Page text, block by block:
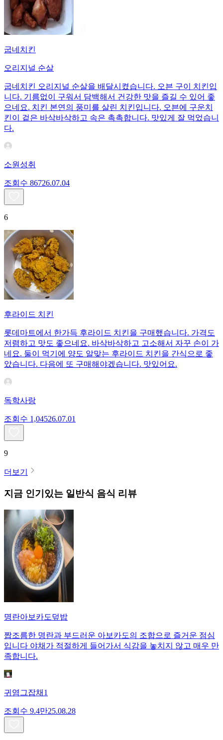
굽네치킨
오리지널 순살
굽네치킨 오리지널 순살을 배달시켰습니다. 오븐 구이 치킨입
니다. 기름없이 구워서 담백해서 건강한 맛을 즐길 수 있어 좋
으네요. 치킨 본연의 풍미를 살린 치킨입니다. 오븐에 구운치
킨이 겉은 바삭바삭하고 속은 촉촉합니다. 맛있게 잘 먹었습니
다.
소원성취
조회수 86726.07.04
6
후라이드 치킨
롯데마트에서 한가득 후라이드 치킨을 구매했습니다. 가격도
저렴하고 맛도 좋으네요. 바삭바삭하고 고소해서 자꾸 손이 가
네요. 둘이 먹기에 양도 알맞는 후라이드 치킨을 간식으로 좋
았습니다. 다음에 또 구매해야겠습니다. 맛있어요.
독학사랑
조회수 1,04526.07.01
9
더보기
지금 인기있는 일반식 음식 리뷰
명란아보카도덮밥
짭조름한 명란과 부드러운 아보카도의 조합으로 즐거운 점심
입니다 야채가 적절하게 들어가서 식감을 놓치지 않고 매우 만
족합니다.
귀염그잡채1
조회수 9.4만25.08.28